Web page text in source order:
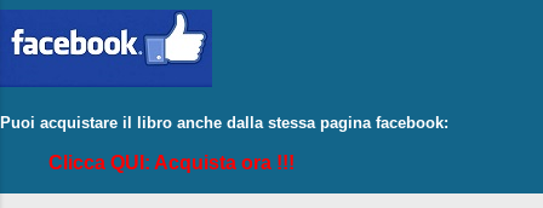
Puoi acquistare il libro anche dalla stessa pagina facebook:
Clicca QUI: Acquista ora !!!